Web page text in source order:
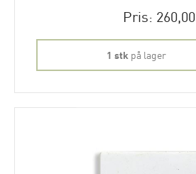
Pris: 260,00
1 stk på lager